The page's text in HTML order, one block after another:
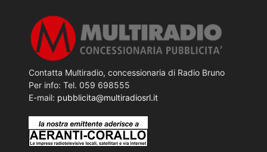
Contatta Multiradio, concessionaria di Radio Bruno
Per info: Tel. 059 698555
E-mail: pubblicita@multiradiosrl.it